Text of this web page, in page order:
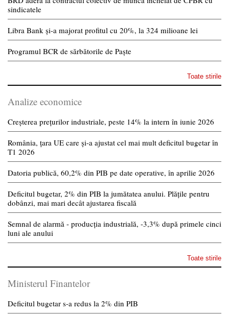
sindicatele
Libra Bank și-a majorat profitul cu 20%, la 324 milioane lei
Programul BCR de sărbătorile de Paște
Toate stirile
Analize economice
Creșterea prețurilor industriale, peste 14% la intern în iunie 2026
România, țara UE care și-a ajustat cel mai mult deficitul bugetar în
T1 2026
Datoria publică, 60,2% din PIB pe date operative, în aprilie 2026
Deficitul bugetar, 2% din PIB la jumătatea anului. Plățile pentru
dobânzi, mai mari decât ajustarea fiscală
Semnal de alarmă - producția industrială, -3,3% după primele cinci
luni ale anului
Toate stirile
Ministerul Finantelor
Deficitul bugetar s-a redus la 2% din PIB